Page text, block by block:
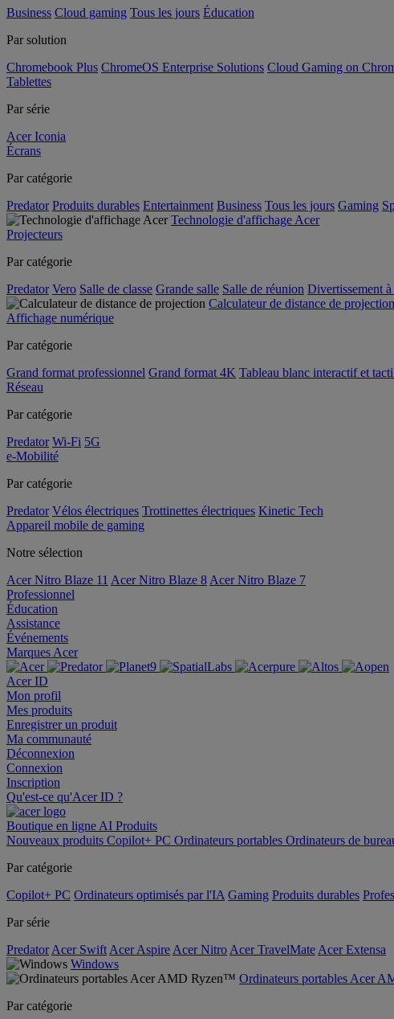
Business Cloud gaming Tous les jours Éducation
Par solution
Chromebook Plus ChromeOS Enterprise Solutions Cloud Gaming on
Tablettes
Par série
Acer Iconia
Écrans
Par catégorie
Predator Produits durables Entertainment Business Tous les jours Gaming
Technologie d'affichage Acer
Projecteurs
Par catégorie
Predator Vero Salle de classe Grande salle Salle de réunion Divertissement
Calculateur de distance de projection
Affichage numérique
Par catégorie
Grand format professionnel Grand format 4K Tableau blanc interactif et
Réseau
Par catégorie
Predator Wi-Fi 5G
e-Mobilité
Par catégorie
Predator Vélos électriques Trottinettes électriques Kinetic Tech
Appareil mobile de gaming
Notre sélection
Acer Nitro Blaze 11 Acer Nitro Blaze 8 Acer Nitro Blaze 7
Professionnel
Éducation
Assistance
Événements
Marques Acer
Acer ID
Mon profil
Mes produits
Enregistrer un produit
Ma communauté
Déconnexion
Connexion
Inscription
Qu'est-ce qu'Acer ID ?
Boutique en ligne AI Produits
Nouveaux produits Copilot+ PC Ordinateurs portables Ordinateurs de
Par catégorie
Copilot+ PC Ordinateurs optimisés par l'IA Gaming Produits durables
Par série
Predator Acer Swift Acer Aspire Acer Nitro Acer TravelMate Acer Extensa
Windows
Ordinateurs portables Acer
Par catégorie